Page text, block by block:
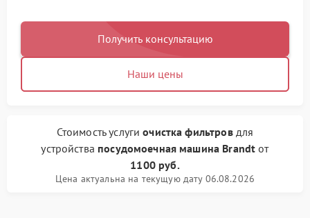
Получить консультацию
Наши цены
Стоимость услугиочистка фильтровдля
устройства посудомоечная машина Brandt от
1100 руб.
Цена актуальна на текущую дату 06.08.2026